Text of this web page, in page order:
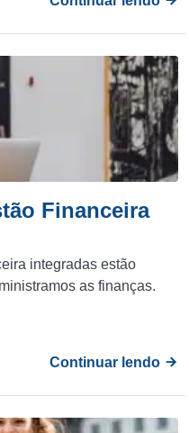
Financeira
integradas estão
as finanças.
Continuar lendo